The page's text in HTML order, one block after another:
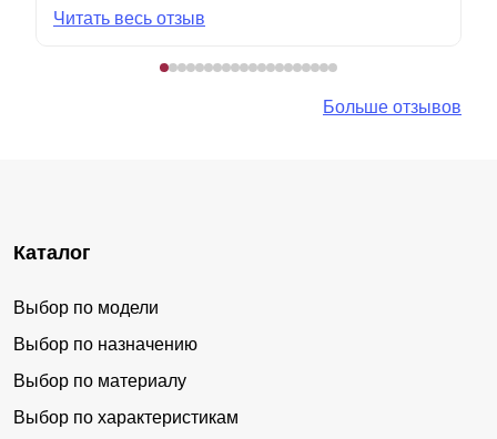
Читать весь отзыв
Больше отзывов
Каталог
Выбор по модели
Выбор по назначению
Выбор по материалу
Выбор по характеристикам